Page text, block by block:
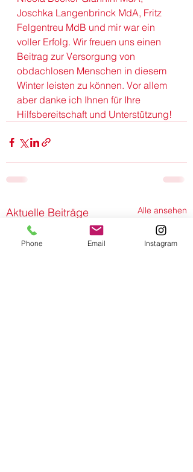
Joschka Langenbrinck MdA, Fritz
Felgentreu MdB und mir war ein
voller Erfolg. Wir freuen uns einen
Beitrag zur Versorgung von
obdachlosen Menschen in diesem
Winter leisten zu können. Vor allem
aber danke ich Ihnen für Ihre
Hilfsbereitschaft und Unterstützung!
Aktuelle Beiträge Alle ansehen
Phone Email Instagram